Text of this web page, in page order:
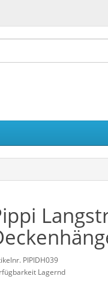
PIPIDH039
Lagernd